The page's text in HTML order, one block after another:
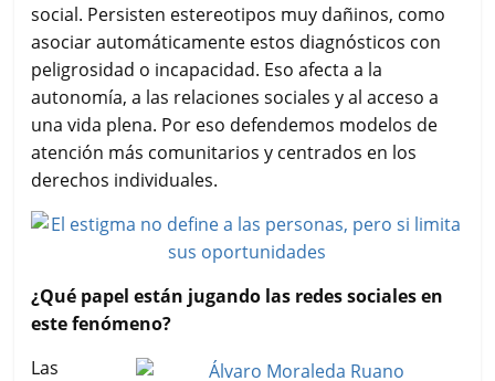
social. Persisten estereotipos muy dañinos, como
asociar automáticamente estos diagnósticos con
peligrosidad o incapacidad. Eso afecta a la
autonomía, a las relaciones sociales y al acceso a
una vida plena. Por eso defendemos modelos de
atención más comunitarios y centrados en los
derechos individuales.
¿Qué papel están jugando las redes sociales en
este fenómeno?
Las